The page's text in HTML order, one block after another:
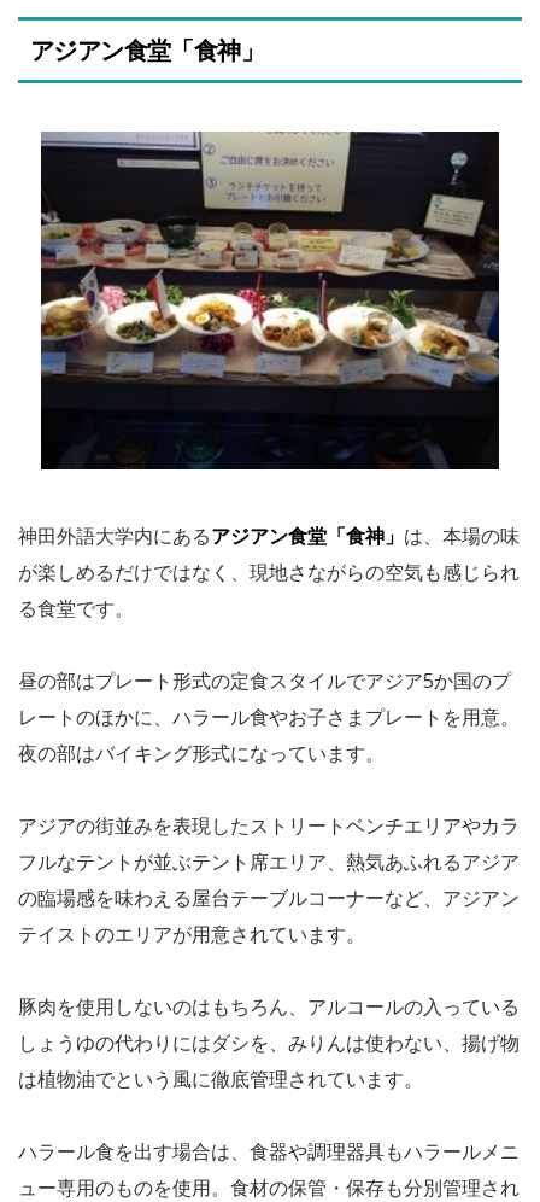
アジアン食堂「食神」
神田外語大学内にあるアジアン食堂「食神」 は、本場の味
が楽しめるだけではなく、現地さながらの空気も感じられ
る食堂です。
昼の部はプレート形式の定食スタイルでアジア5か国のプ
レートのほかに、ハラール食やお子さまプレートを用意。
夜の部はバイキング形式になっています。
アジアの街並みを表現したストリートベンチエリアやカラ
フルなテントが並ぶテント席エリア、熱気あふれるアジア
の臨場感を味わえる屋台テーブルコーナーなど、アジアン
テイストのエリアが用意されています。
豚肉を使用しないのはもちろん、アルコールの入っている
しょうゆの代わりにはダシを、みりんは使わない、揚げ物
は植物油でという風に徹底管理されています。
ハラール食を出す場合は、食器や調理器具もハラールメニ
ュー専用のものを使用。食材の保管・保存も分別管理され